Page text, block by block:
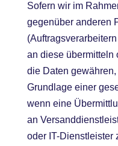
Sofern wir im
gegenüber anderen
an diese übermitteln
die Daten
Grundlage einer
wenn eine
an
oder IT-Dienstleister